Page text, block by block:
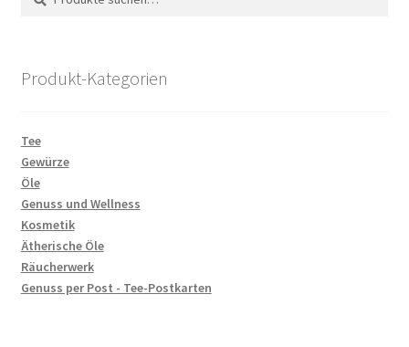
nach:
Produkt-Kategorien
Tee
Gewürze
Öle
Genuss und Wellness
Kosmetik
Ätherische Öle
Räucherwerk
Genuss per Post - Tee-Postkarten